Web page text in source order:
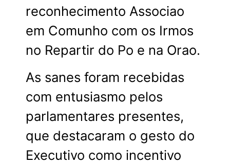
reconhecimento Associao
em Comunho com os Irmos
no Repartir do Po e na Orao.
As sanes foram recebidas
com entusiasmo pelos
parlamentares presentes,
que destacaram o gesto do
Executivo como incentivo